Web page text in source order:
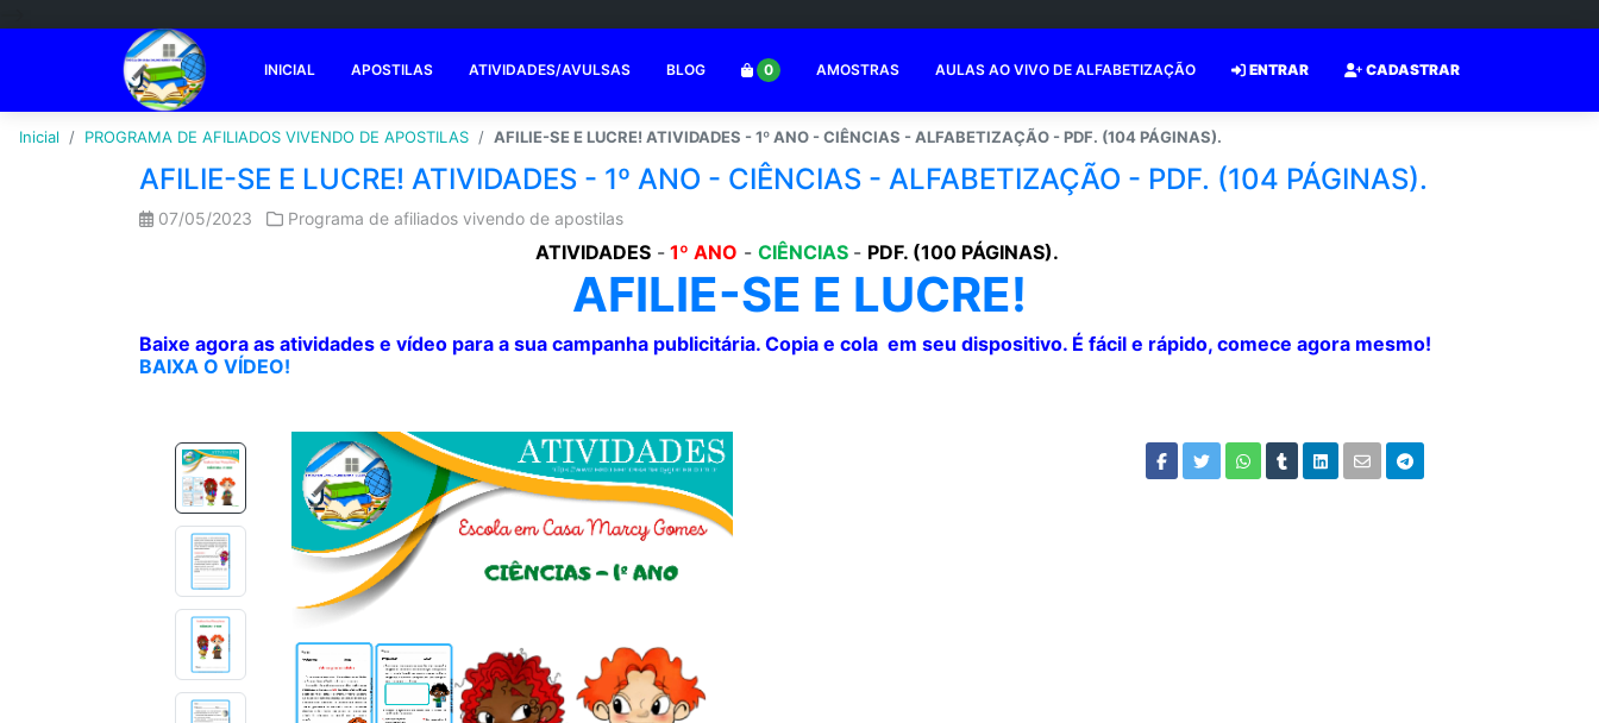
INICIAL APOSTILAS ATIVIDADES/AVULSAS BLOG 0 AMOSTRAS AULAS AO VIVO DE ALFABETIZAÇÃO ENTRAR CADASTRAR
Inicial PROGRAMA DE AFILIADOS VIVENDO DE APOSTILAS AFILIE-SE E LUCRE! ATIVIDADES - 1º ANO - CIÊNCIAS - ALFABETIZAÇÃO - PDF. (104 PÁGINAS).
AFILIE-SE E LUCRE! ATIVIDADES - 1º ANO - CIÊNCIAS - ALFABETIZAÇÃO - PDF. (104 PÁGINAS).
07/05/2023 Programa de afiliados vivendo de apostilas
ATIVIDADES- 1º ANO - CIÊNCIAS - PDF. (100 PÁGINAS).
AFILIE-SE E LUCRE!
Baixe agora as atividades e vídeo para a sua campanha publicitária. Copia e cola em seu dispositivo. É fácil e rápido, comece agora mesmo!
BAIXA O VÍDEO!